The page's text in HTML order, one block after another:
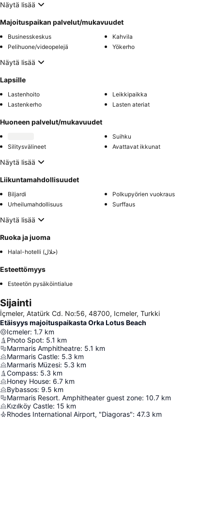
Näytä lisää
Majoituspaikan palvelut/mukavuudet
Businesskeskus
Kahvila
Pelihuone/videopelejä
Yökerho
Näytä lisää
Lapsille
Lastenhoito
Leikkipaikka
Lastenkerho
Lasten ateriat
Huoneen palvelut/mukavuudet
Suihku
Silitysvälineet
Avattavat ikkunat
Näytä lisää
Liikuntamahdollisuudet
Biljardi
Polkupyörien vuokraus
Urheilumahdollisuus
Surffaus
Näytä lisää
Ruoka ja juoma
Halal-hotelli (حلال)
Esteettömyys
Esteetön pysäköintialue
Sijainti
İçmeler, Atatürk Cd. No:56, 48700, Icmeler, Turkki
Etäisyys majoituspaikasta Orka Lotus Beach
Icmeler: 1.7 km
Photo Spot: 5.1 km
Marmaris Amphitheatre: 5.1 km
Marmaris Castle: 5.3 km
Marmaris Müzesi: 5.3 km
Compass: 5.3 km
Honey House: 6.7 km
Bybassos: 9.5 km
Marmaris Resort. Amphitheater guest zone: 10.7 km
Kızılköy Castle: 15 km
Rhodes International Airport, "Diagoras": 47.3 km